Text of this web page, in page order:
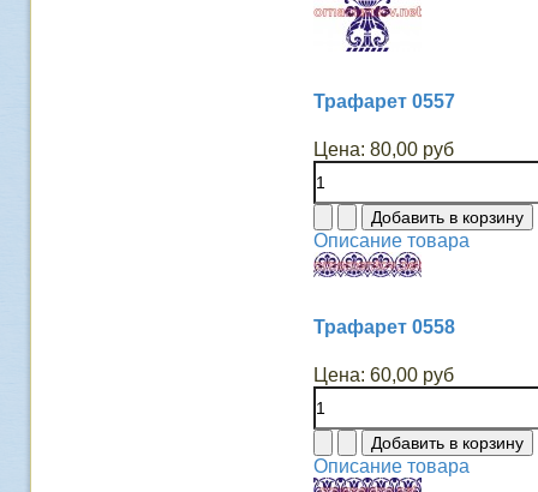
Трафарет 0557
Цена: 80,00 руб
Описание товара
Трафарет 0558
Цена: 60,00 руб
Описание товара